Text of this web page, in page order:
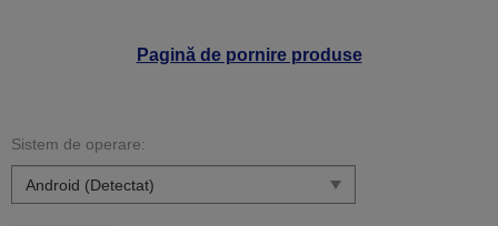
Pagină de pornire produse
Sistem de operare: